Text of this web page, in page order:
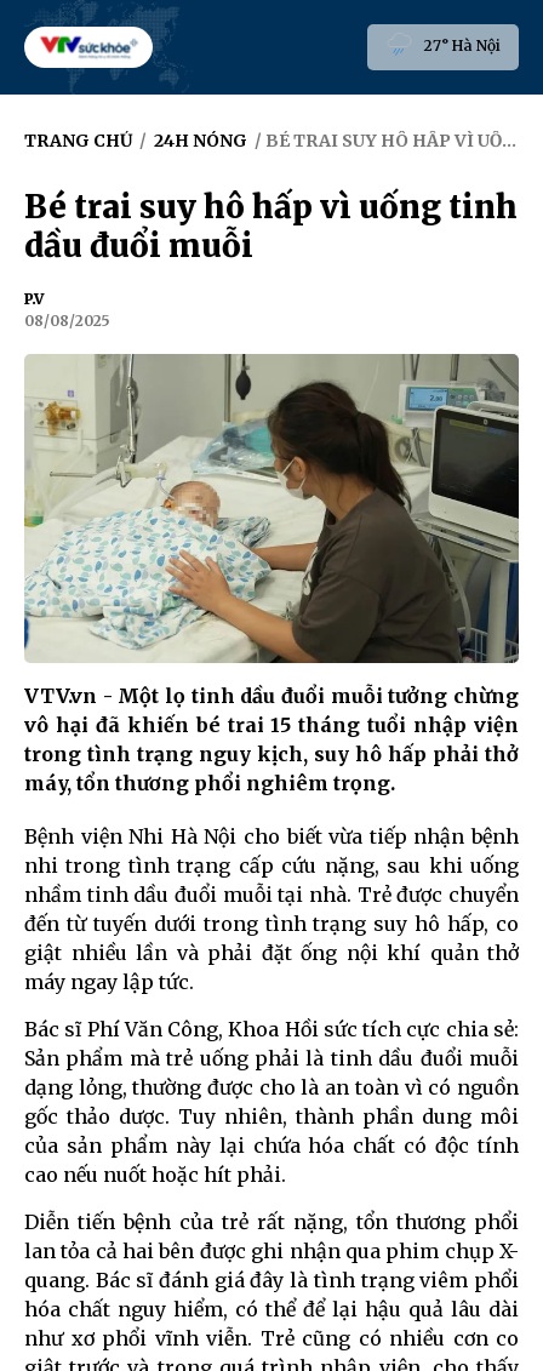
27° Hà Nội
TRANG CHỦ / 24H NÓNG / BÉ TRAI SUY HÔ HẤP VÌ UỐNG TINH DẦU ĐUỔI MUỖI
Bé trai suy hô hấp vì uống tinh
dầu đuổi muỗi
P.V
08/08/2025
VTV.vn - Một lọ tinh dầu đuổi muỗi tưởng chừng
vô hại đã khiến bé trai 15 tháng tuổi nhập viện
trong tình trạng nguy kịch, suy hô hấp phải thở
máy, tổn thương phổi nghiêm trọng.
Bệnh viện Nhi Hà Nội cho biết vừa tiếp nhận bệnh
nhi trong tình trạng cấp cứu nặng, sau khi uống
nhầm tinh dầu đuổi muỗi tại nhà. Trẻ được chuyển
đến từ tuyến dưới trong tình trạng suy hô hấp, co
giật nhiều lần và phải đặt ống nội khí quản thở
máy ngay lập tức.
Bác sĩ Phí Văn Công, Khoa Hồi sức tích cực chia sẻ:
Sản phẩm mà trẻ uống phải là tinh dầu đuổi muỗi
dạng lỏng, thường được cho là an toàn vì có nguồn
gốc thảo dược. Tuy nhiên, thành phần dung môi
của sản phẩm này lại chứa hóa chất có độc tính
cao nếu nuốt hoặc hít phải.
Diễn tiến bệnh của trẻ rất nặng, tổn thương phổi
lan tỏa cả hai bên được ghi nhận qua phim chụp X-
quang. Bác sĩ đánh giá đây là tình trạng viêm phổi
hóa chất nguy hiểm, có thể để lại hậu quả lâu dài
như xơ phổi vĩnh viễn. Trẻ cũng có nhiều cơn co